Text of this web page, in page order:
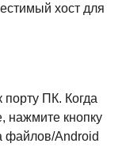
хост для
ПК. Когда
нажмите кнопку
файлов/Android